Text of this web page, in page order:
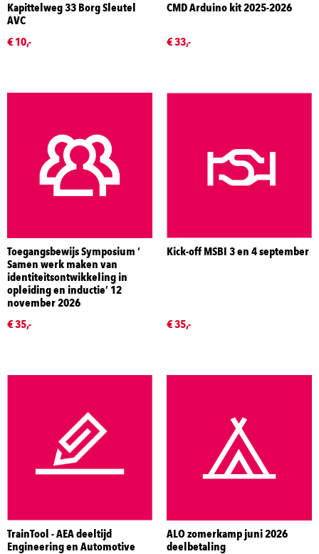
Kapittelweg 33 Borg Sleutel
AVC
€ 10,-
CMD Arduino kit 2025-2026
€ 33,-
Toegangsbewijs Symposium ‘
Samen werk maken van
identiteitsontwikkeling in
opleiding en inductie’ 12
november 2026
€ 35,-
Kick-off MSBI 3 en 4 september
€ 35,-
TrainTool - AEA deeltijd
Engineering en Automotive
ALO zomerkamp juni 2026
deelbetaling